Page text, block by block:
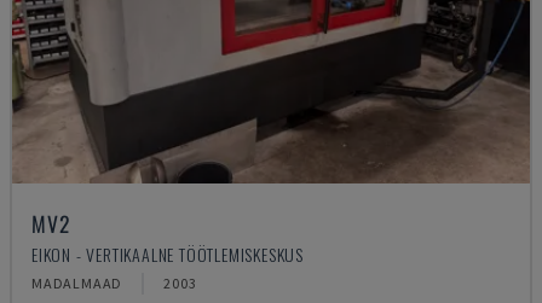
MV2
EIKON - VERTIKAALNE TÖÖTLEMISKESKUS
MADALMAAD 2003